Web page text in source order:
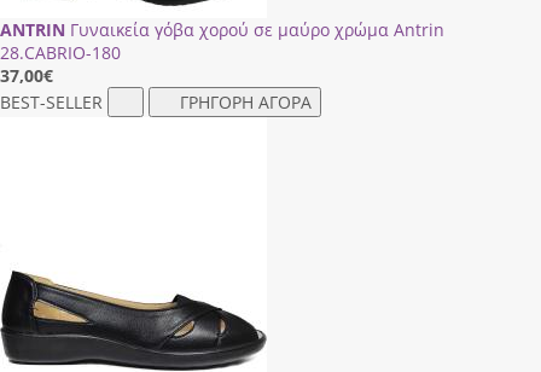
ANTRIN Γυναικεία γόβα χορού σε μαύρο χρώμα Antrin
28.CΑΒRΙΟ-180
37,00€
BEST-SELLER
ΓΡΗΓΟΡΗ ΑΓΟΡΑ